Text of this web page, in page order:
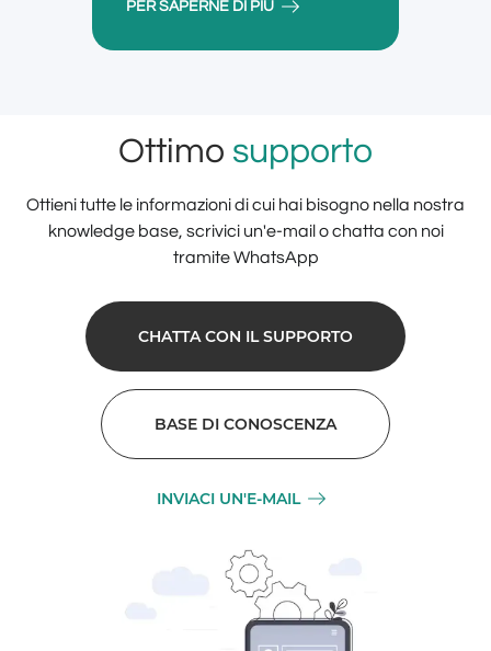
PER SAPERNE DI PIÙ
Ottimo supporto
Ottieni tutte le informazioni di cui hai bisogno nella nostra
knowledge base, scrivici un'e-mail o chatta con noi
tramite WhatsApp
CHATTA CON IL SUPPORTO
BASE DI CONOSCENZA
INVIACI UN'E-MAIL